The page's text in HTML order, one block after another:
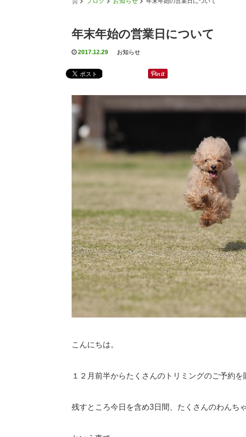
年末年始の営業日について
2017.12.29 お知らせ
こんにちは。
１２月前半からたくさんのトリミングのご予約を
残すところ今日を含め3日間、たくさんのわんち